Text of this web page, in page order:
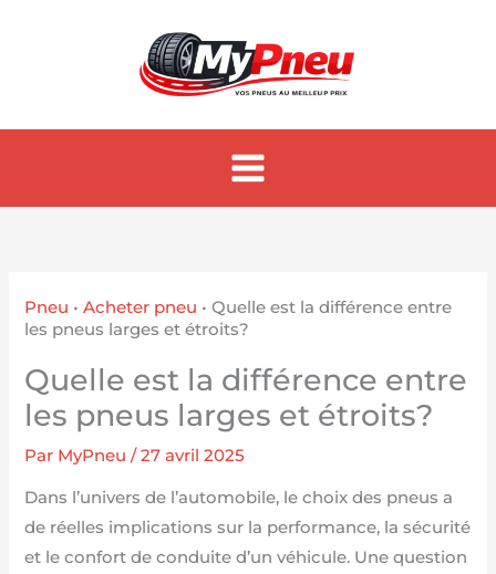
Pneu •Acheter pneu •Quelle est la différence entre
les pneus larges et étroits?
Quelle est la différence entre
les pneus larges et étroits?
Par MyPneu/27 avril 2025
Dans l’univers de l’automobile, le choix des pneus a
de réelles implications sur la performance, la sécurité
et le confort de conduite d’un véhicule. Une question